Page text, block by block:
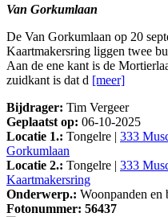
Van Gorkumlaan
De Van Gorkumlaan op 20
Kaartmakersring liggen twee
Aan de ene kant is de
zuidkant is dat d [meer]
Bijdrager: Tim Vergeer
Geplaatst op: 06-10-2025
Locatie 1.: Tongelre | 333
Gorkumlaan
Locatie 2.: Tongelre | 333
Kaartmakersring
Onderwerp.: Woonpanden en
Fotonummer: 56437